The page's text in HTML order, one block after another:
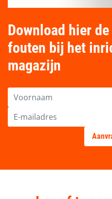
Download hier
fouten bij het
magazijn